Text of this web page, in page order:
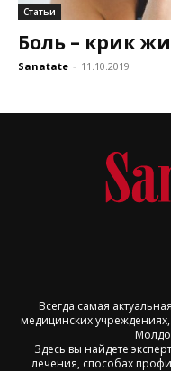
Статьи
Боль – крик
Sanatate - 11.10.2019
Всегда самая
медицинских
Здесь вы найдете
лечения, способах